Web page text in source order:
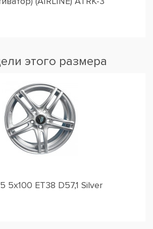
этого размера
5x100 ET38 D57,1 Silver